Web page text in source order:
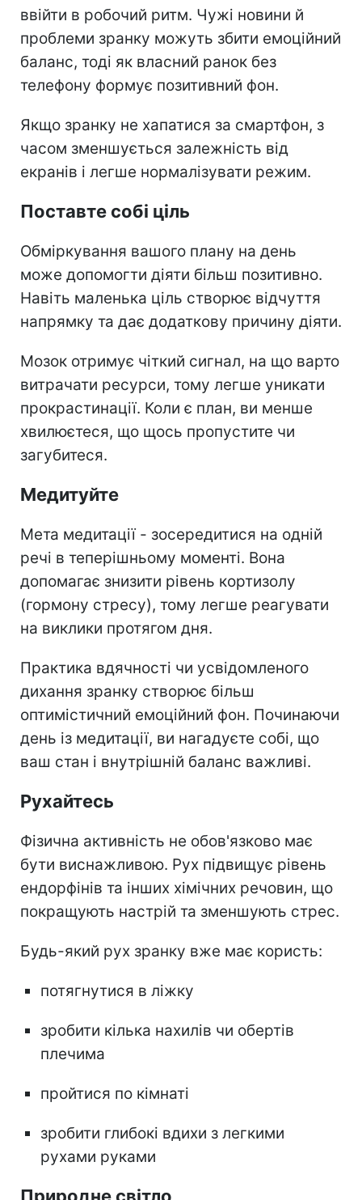
ввійти в робочий ритм. Чужі новини й
проблеми зранку можуть збити емоційний
баланс, тоді як власний ранок без
телефону формує позитивний фон.
Якщо зранку не хапатися за смартфон, з
часом зменшується залежність від
екранів і легше нормалізувати режим.
Поставте собі ціль
Обміркування вашого плану на день
може допомогти діяти більш позитивно.
Навіть маленька ціль створює відчуття
напрямку та дає додаткову причину діяти.
Мозок отримує чіткий сигнал, на що варто
витрачати ресурси, тому легше уникати
прокрастинації. Коли є план, ви менше
хвилюєтеся, що щось пропустите чи
загубитеся.
Медитуйте
Мета медитації - зосередитися на одній
речі в теперішньому моменті. Вона
допомагає знизити рівень кортизолу
(гормону стресу), тому легше реагувати
на виклики протягом дня.
Практика вдячності чи усвідомленого
дихання зранку створює більш
оптимістичний емоційний фон. Починаючи
день із медитації, ви нагадуєте собі, що
ваш стан і внутрішній баланс важливі.
Рухайтесь
Фізична активність не обов'язково має
бути виснажливою. Рух підвищує рівень
ендорфінів та інших хімічних речовин, що
покращують настрій та зменшують стрес.
Будь-який рух зранку вже має користь:
потягнутися в ліжку
зробити кілька нахилів чи обертів
плечима
пройтися по кімнаті
зробити глибокі вдихи з легкими
рухами руками
Природне світло